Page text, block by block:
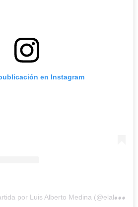
en Instagram
U
na publicación compartida por Luis Alberto Medina (@elalbertomedina)